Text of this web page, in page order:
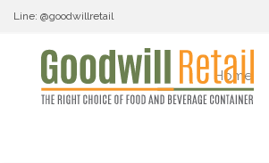
Line: @goodwillretail
Home